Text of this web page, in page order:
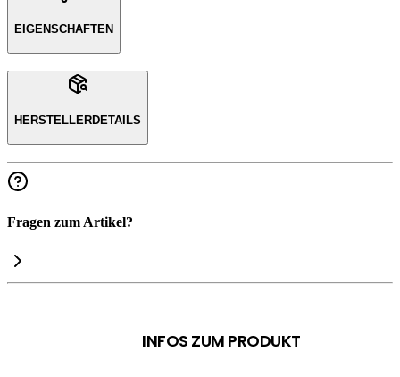
EIGENSCHAFTEN
HERSTELLERDETAILS
Fragen zum Artikel?
INFOS ZUM PRODUKT